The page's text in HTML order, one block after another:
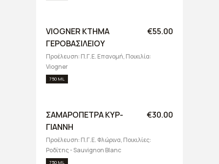
VIOGNER ΚΤΗΜΑ
ΓΕΡΟΒΑΣΙΛΕΙΟΥ
€55.00
Προέλευση: Π.Γ.Ε. Επανομή, Ποικιλία:
Viogner
750 ML
ΣΑΜΑΡΟΠΕΤΡΑ ΚΥΡ-
ΓΙΑΝΝΗ
€30.00
Προέλευση: Π.Γ.Ε. Φλώρινα, Ποικιλίες:
Ροδίτης - Sauvignon Blanc
750 ML